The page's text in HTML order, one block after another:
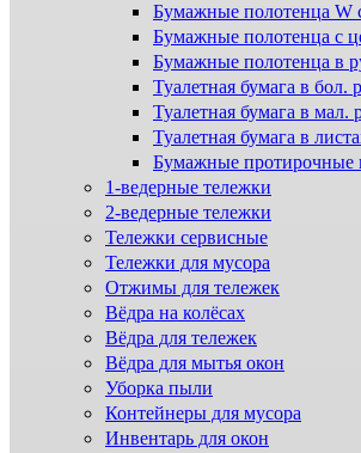
Бумажные полотенца W
Бумажные полотенца с
Бумажные полотенца в
Туалетная бумага в бол.
Туалетная бумага в мал.
Туалетная бумага в
Бумажные протирочные
1-ведерные тележки
2-ведерные тележки
Тележки сервисные
Тележки для мусора
Отжимы для тележек
Вёдра на колёсах
Вёдра для тележек
Вёдра для мытья окон
Уборка пыли
Контейнеры для мусора
Инвентарь для окон